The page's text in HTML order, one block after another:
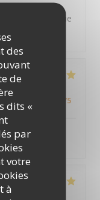
des
de
dits «
par
votre
à
découvert ce
être devenue
Qualité / Prix /5